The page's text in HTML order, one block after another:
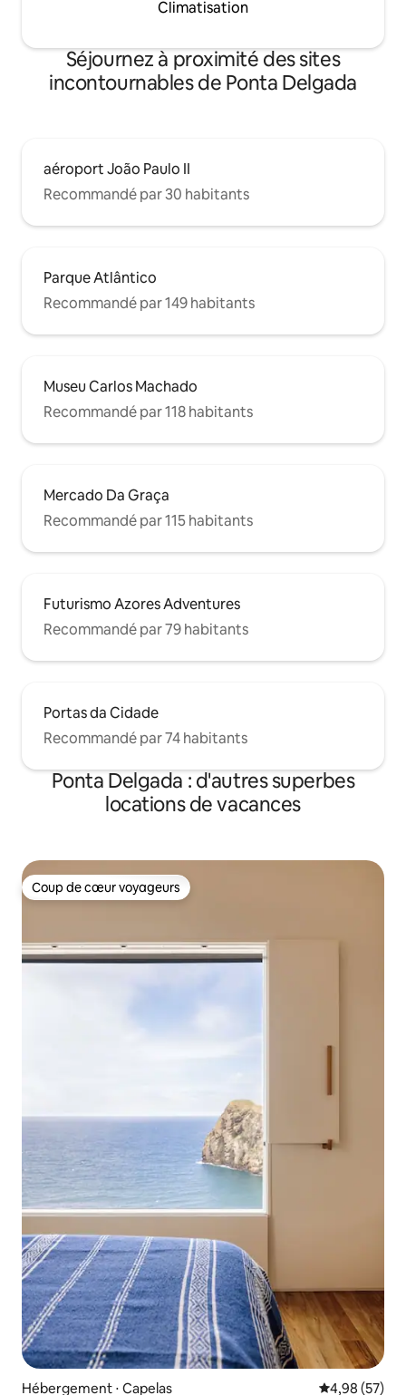
Climatisation
Séjournez à proximité des sites
incontournables de Ponta Delgada
aéroport João Paulo II
Recommandé par 30 habitants
Parque Atlântico
Recommandé par 149 habitants
Museu Carlos Machado
Recommandé par 118 habitants
Mercado Da Graça
Recommandé par 115 habitants
Futurismo Azores Adventures
Recommandé par 79 habitants
Portas da Cidade
Recommandé par 74 habitants
Ponta Delgada : d'autres superbes
locations de vacances
Coup de cœur voyageurs
Coup de cœur voyageurs
Hébergement ⋅ Capelas Évaluation
4,98 (57)